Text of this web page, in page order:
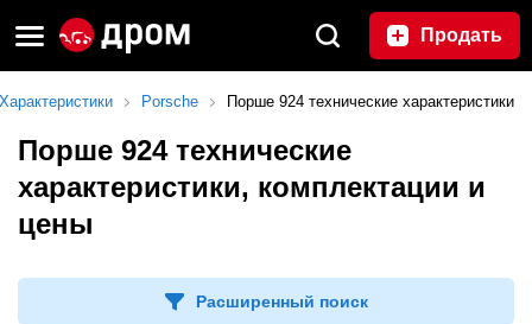
Продать
Характеристики Porsche Порше 924 технические характеристики
Порше 924 технические
характеристики, комплектации и
цены
Расширенный поиск